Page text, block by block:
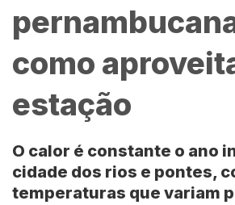
como
estação
O calor é constante o ano
cidade dos rios e pontes,
temperaturas que variam